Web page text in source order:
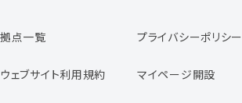
スタッフの声
専任コンサルタントの声
拠点一覧 プライバシーポリシー
ウェブサイト利用規約 マイページ開設